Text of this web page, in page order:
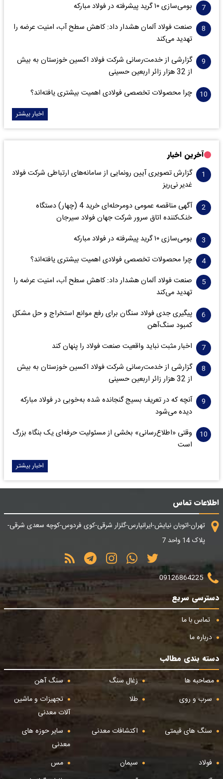
بومی‌سازی ۱۰ گرید پیشرفته در فولاد مبارکه
صنعت فولاد آلمان هشدار داد: کاهش سطح آب، امنیت عرضه را
تهدید می‌کند
گزارشی از خدمت‌رسانی شرکت فولاد اکسین خوزستان به بیش
از 32 هزار زائر اربعین حسینی
چرا محصولات تخصصی فولادی اهمیت بیشتری یافته‌اند؟
اخبار بیشتر
آخرین اخبار
گزارش تصویری آیین رونمایی از سامانه‌های ارتباطی شرکت فولاد
غدیر نی‌ریز
آگهی مناقصه عمومی دومرحله‌ای خرید 4 (چهار) دستگاه
خنک‌کننده اتاق سرور شرکت جهان فولاد سیرجان
بومی‌سازی ۱۰ گرید پیشرفته در فولاد مبارکه
چرا محصولات تخصصی فولادی اهمیت بیشتری یافته‌اند؟
صنعت فولاد آلمان هشدار داد: کاهش سطح آب، امنیت عرضه را
تهدید می‌کند
پیگیری جدی فولاد سنگان برای رفع موانع استخراج و حل مشکل
کمبود سنگ‌آهن
اخبار مثبت نباید واقعیت صنعت فولاد را پنهان کند
گزارشی از خدمت‌رسانی شرکت فولاد اکسین خوزستان به بیش
از 32 هزار زائر اربعین حسینی
آنچه که در تعریف بسیج گنجانده شده به‌خوبی در فولاد مبارکه
دیده می‌شود
وقتی «اطلاع‌رسانی» بخشی از مسئولیت حرفه‌ای یک بنگاه بزرگ
است
اخبار بیشتر
اطلاعات تماس
تهران-اتوبان نیایش-ایرانپارس-گلزار شرقی-کوی فردوس-کوچه سعدی شرقی-
پلاک 14 واحد 7
09126864225
دسترسی سریع
تماس با ما
درباره ما
دسته بندی مطالب
مصاحبه ها
زغال سنگ
سنگ آهن
سرب و روی
طلا
تجهیزات و ماشین
آلات معدنی
سنگ های قیمتی
اکتشافات معدنی
سایر حوزه های
معدنی
فولاد
سیمان
مس